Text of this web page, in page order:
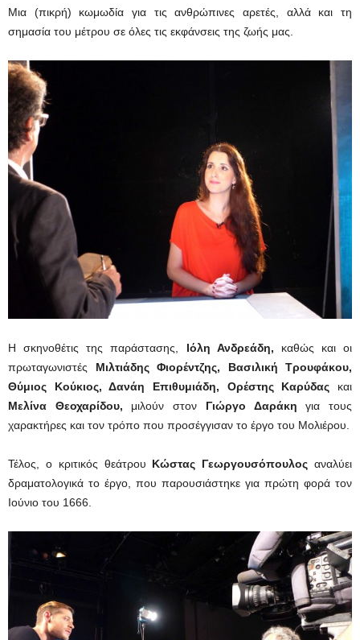
Μια (πικρή) κωμωδία για τις ανθρώπινες αρετές, αλλά και τη
σημασία του μέτρου σε όλες τις εκφάνσεις της ζωής μας.
Η σκηνοθέτις της παράστασης, Ιόλη Ανδρεάδη, καθώς και οι
πρωταγωνιστές Μιλτιάδης Φιορέντζης, Βασιλική Τρουφάκου,
Θύμιος Κούκιος, Δανάη Επιθυμιάδη, Ορέστης Καρύδας και
Μελίνα Θεοχαρίδου, μιλούν στον Γιώργο Δαράκη για τους
χαρακτήρες και τον τρόπο που προσέγγισαν το έργο του Μολιέρου.
Τέλος, ο κριτικός θεάτρου Κώστας Γεωργουσόπουλος αναλύει
δραματολογικά το έργο, που παρουσιάστηκε για πρώτη φορά τον
Ιούνιο του 1666.